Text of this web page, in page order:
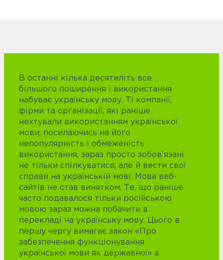
В останні кілька десятиліть все
більшого поширення і використання
набуває українську мову. Ті компанії,
фірми та організації, які раніше
нехтували використанням української
мови, посилаючись на його
непопулярність і обмеженість
використання, зараз просто зобов'язані
не тільки спілкуватися, але й вести свої
справи на українській мові. Мова веб-
сайтів не став винятком. Те, що раніше
часто подавалося тільки російською
мовою зараз можна побачити в
перекладі на українську мову. Цього в
першу чергу вимагає закон «Про
забезпечення функціонування
української мови як державної» в